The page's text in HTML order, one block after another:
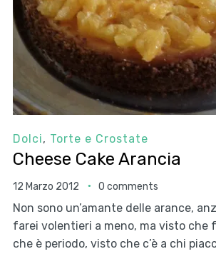
Dolci, Torte e Crostate
Cheese Cake Arancia
12 Marzo 2012 0 comments
Non sono un’amante delle arance,
farei volentieri a meno, ma visto che
che è periodo, visto che c’è a chi